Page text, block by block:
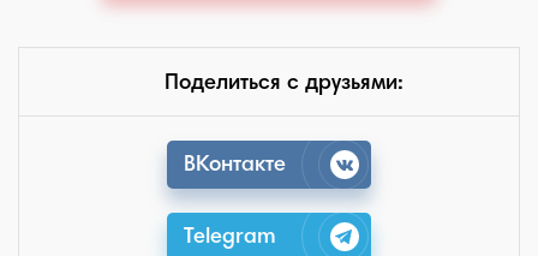
Поделиться с друзьями:
ВКонтакте
Telegram